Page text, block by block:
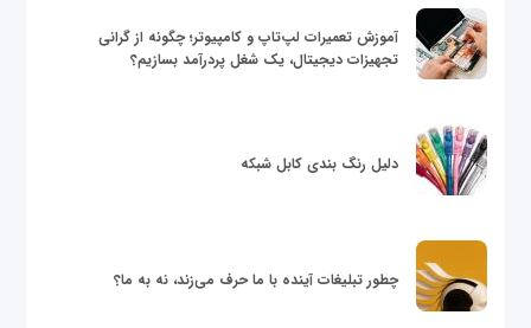
آموزش تعمیرات لپ‌تاپ و کامپیوتر؛ چگونه از گرانی
تجهیزات دیجیتال، یک شغل پردرآمد بسازیم؟
دلیل رنگ بندی کابل شبکه
چطور تبلیغات آینده با ما حرف می‌زند، نه به ما؟